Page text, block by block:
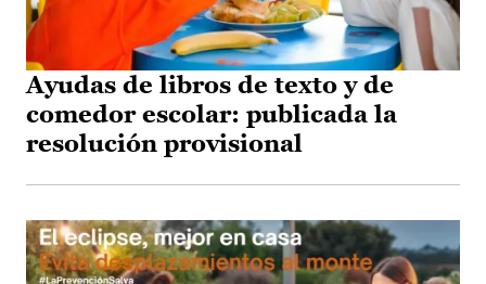
Ayudas de libros de texto y de
comedor escolar: publicada la
resolución provisional